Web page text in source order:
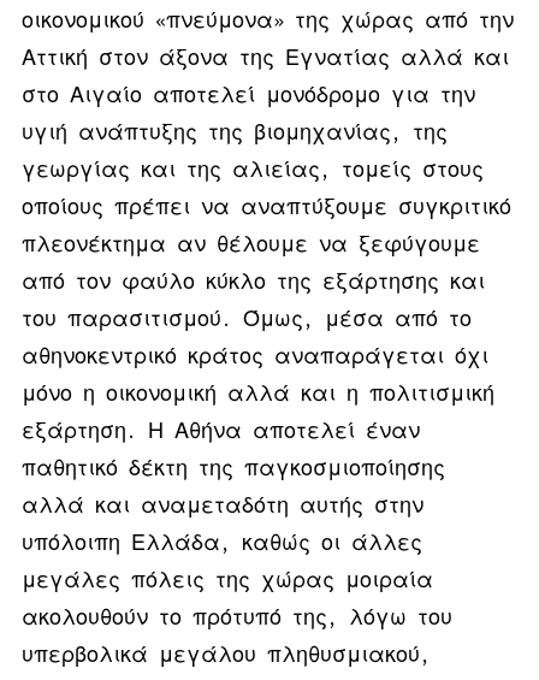
οικονομικού «πνεύμονα» της χώρας από την
Αττική στον άξονα της Εγνατίας αλλά και
στο Αιγαίο αποτελεί μονόδρομο για την
υγιή ανάπτυξης της βιομηχανίας, της
γεωργίας και της αλιείας, τομείς στους
οποίους πρέπει να αναπτύξουμε συγκριτικό
πλεονέκτημα αν θέλουμε να ξεφύγουμε
από τον φαύλο κύκλο της εξάρτησης και
του παρασιτισμού. Όμως, μέσα από το
αθηνοκεντρικό κράτος αναπαράγεται όχι
μόνο η οικονομική αλλά και η πολιτισμική
εξάρτηση. Η Αθήνα αποτελεί έναν
παθητικό δέκτη της παγκοσμιοποίησης
αλλά και αναμεταδότη αυτής στην
υπόλοιπη Ελλάδα, καθώς οι άλλες
μεγάλες πόλεις της χώρας μοιραία
ακολουθούν το πρότυπό της, λόγω του
υπερβολικά μεγάλου πληθυσμιακού,